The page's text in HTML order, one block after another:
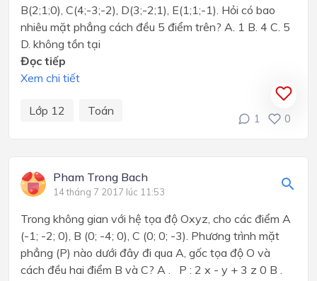
B(2;1;0), C(4;-3;-2), D(3;-2;1), E(1;1;-1). Hỏi có bao
nhiêu mặt phẳng cách đều 5 điểm trên? A. 1 B. 4 C. 5
D. không tồn tại
Đọc tiếp
Xem chi tiết
Lớp 12 Toán
1 0
Pham Trong Bach
14 tháng 7 2017 lúc 11:53
Trong không gian với hệ tọa độ Oxyz, cho các điểm A
(-1; -2; 0), B (0; -4; 0), C (0; 0; -3). Phương trình mặt
phẳng (P) nào dưới đây đi qua A, gốc tọa độ O và
cách đều hai điểm B và C? A . P : 2 x - y + 3 z 0 B .